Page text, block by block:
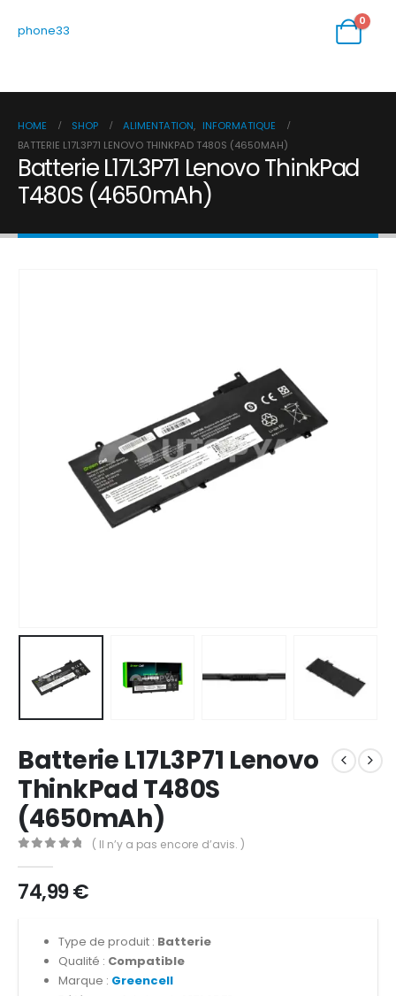
phone33
0
HOME SHOP ALIMENTATION, INFORMATIQUE
BATTERIE L17L3P71 LENOVO THINKPAD T480S (4650MAH)
Batterie L17L3P71 Lenovo ThinkPad
T480S (4650mAh)
Batterie L17L3P71 Lenovo
ThinkPad T480S
(4650mAh)
( Il n’y a pas encore d’avis. )
74,99€
Type de produit : Batterie
Qualité : Compatible
Marque : Greencell